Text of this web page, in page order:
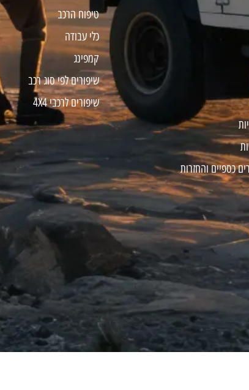
כספיים והחזרות
טיפוח הרכב
כלי עבודה
קמפינג
שיפורים לפי סוג רכב
שיפורים לרכבי 4X4